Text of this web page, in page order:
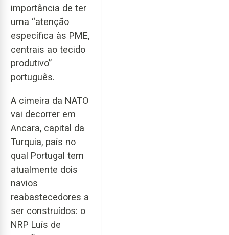
importância de ter
uma “atenção
específica às PME,
centrais ao tecido
produtivo”
português.
A cimeira da NATO
vai decorrer em
Ancara, capital da
Turquia, país no
qual Portugal tem
atualmente dois
navios
reabastecedores a
ser construídos: o
NRP Luís de